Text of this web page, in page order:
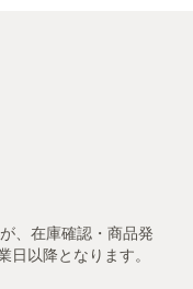
、在庫確認・商品発
日以降となります。